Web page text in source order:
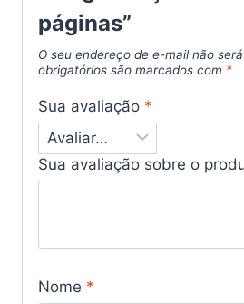
páginas”
O seu endereço de e-mail não
obrigatórios são marcados com *
Sua avaliação *
Sua avaliação sobre o
Nome *